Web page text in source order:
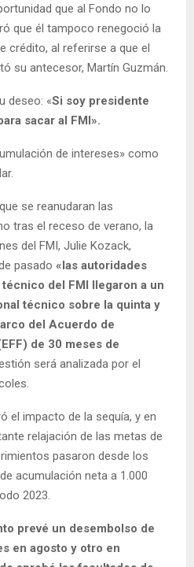
que al Fondo no lo
que él tampoco renegoció la
crédito, al referirse a que el
su antecesor, Martín Guzmán.
deseo: «Si soy presidente
sacar al FMI».
de intereses» como
se reanudaran las
tras el receso de verano, la
del FMI, Julie Kozack,
pasado «las autoridades
del FMI llegaron a un
técnico sobre la quinta y
del Acuerdo de
de 30 meses de
será analizada por el
el impacto de la sequía, y en
relajación de las metas de
pasaron desde los
acumulación neta a 1.000
2023.
prevé un desembolso de
en agosto y otro en